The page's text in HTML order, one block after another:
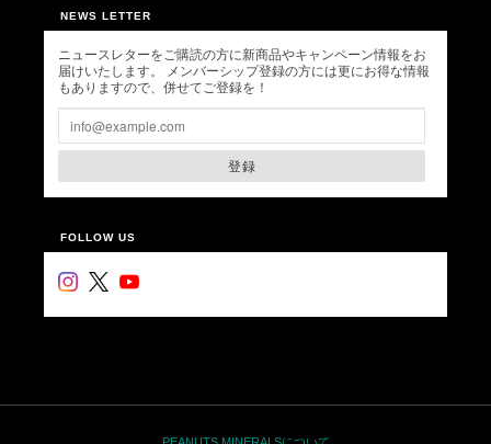
NEWS LETTER
ニュースレターをご購読の方に新商品やキャンペーン情報をお
届けいたします。 メンバーシップ登録の方には更にお得な情報
もありますので、併せてご登録を！
登録
FOLLOW US